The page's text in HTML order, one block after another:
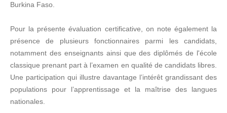
Burkina Faso.
Pour la présente évaluation certificative, on note également la
présence de plusieurs fonctionnaires parmi les candidats,
notamment des enseignants ainsi que des diplômés de l'école
classique prenant part à l’examen en qualité de candidats libres.
Une participation qui illustre davantage l’intérêt grandissant des
populations pour l’apprentissage et la maîtrise des langues
nationales.